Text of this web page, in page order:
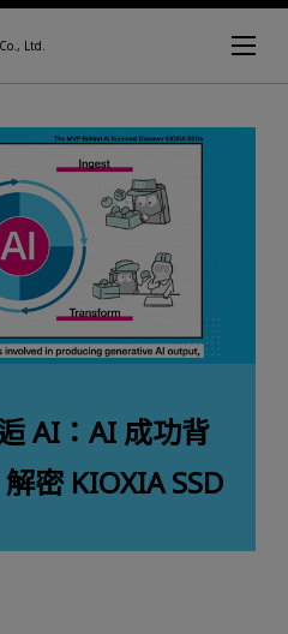
Ltd.
AI：AI 成功背
密 KIOXIA SSD